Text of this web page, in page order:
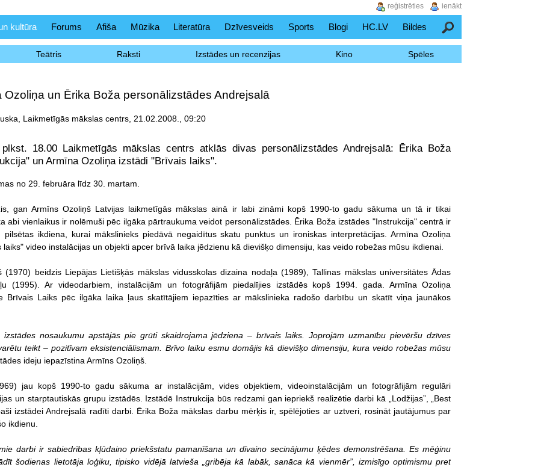
kultūra Forums Afiša Mūzika Literatūra Dzīvesveids Sports Blogi HC.LV Bildes Meklēšana
Teātris Raksti Izstādes un recenzijas Kino Spēles
Ozoliņa un Ērika Boža personālizstādes Andrejsalā
Laikmetīgās mākslas centrs, 21.02.2008., 09:20
18.00 Laikmetīgās mākslas centrs atklās divas personālizstādes Andrejsalā: Ērika Boža
un Armīna Ozoliņa izstādi "Brīvais laiks".
no 29. februāra līdz 30. martam.
gan Armīns Ozoliņš Latvijas laikmetīgās mākslas ainā ir labi zināmi kopš 1990-to gadu sākuma un tā ir tikai
abi vienlaikus ir nolēmuši pēc ilgāka pārtraukuma veidot personālizstādes. Ērika Boža izstādes "Instrukcija" centrā ir
pilsētas ikdiena, kurai mākslinieks piedāvā negaidītus skatu punktus un ironiskas interpretācijas. Armīna Ozoliņa
laiks" video instalācijas un objekti apcer brīvā laika jēdzienu kā dievišķo dimensiju, kas veido robežas mūsu ikdienai.
(1970) beidzis Liepājas Lietišķās mākslas vidusskolas dizaina nodaļa (1989), Tallinas mākslas universitātes Ādas
(1995). Ar videodarbiem, instalācijām un fotogrāfijām piedalījies izstādēs kopš 1994. gada. Armīna Ozoliņa
Brīvais Laiks pēc ilgāka laika ļaus skatītājiem iepazīties ar mākslinieka radošo darbību un skatīt viņa jaunākos
nosaukumu apstājās pie grūti skaidrojama jēdziena – brīvais laiks. Joprojām uzmanību pievēršu dzīves
teikt – pozitīvam eksistenciālismam. Brīvo laiku esmu domājis kā dievišķo dimensiju, kura veido robežas mūsu
ideju iepazīstina Armīns Ozoliņš.
jau kopš 1990-to gadu sākuma ar instalācijām, vides objektiem, videoinstalācijām un fotogrāfijām regulāri
un starptautiskās grupu izstādēs. Izstādē Instrukcija būs redzami gan iepriekš realizētie darbi kā „Lodžijas”, „Best
izstādei Andrejsalā radīti darbi. Ērika Boža mākslas darbu mērķis ir, spēlējoties ar uztveri, rosināt jautājumus par
ikdienu.
darbi ir sabiedrības kļūdaino priekšstatu pamanīšana un dīvaino secinājumu ķēdes demonstrēšana. Es mēģinu
šodienas lietotāja loģiku, tipisko vidējā latvieša „gribēja kā labāk, sanāca kā vienmēr”, izmisīgo optimismu pret
ienākt
reģistrēties